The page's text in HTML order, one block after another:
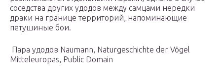
соседства других удодов между самцами нередки
драки на границе территорий, напоминающие
петушиные бои.
Пара удодов Naumann, Naturgeschichte der Vögel
Mitteleuropas, Public Domain